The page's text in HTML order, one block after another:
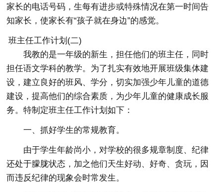
家长的电话号码，生每有进步或特殊情况在第一时间告
知家长，使家长有“孩子就在身边”的感觉。
班主任工作计划(二)
我教的是一年级的新生，担任他们的班主任，同时
担任语文学科的教学。为了扎实有效地开展班级集体建
设，建立良好的班风、学分，切实加强少年儿童的道德
建设，提高他们的综合素质，为少年儿童的健康成长服
务。特制定班主任工作计划如下：
一、抓好学生的常规教育。
由于学生年龄尚小，对学校的很多规章制度、纪律
还处于朦胧状态，加之他们天生好动、好奇、贪玩，因
而违反纪律的现象会时常发生。